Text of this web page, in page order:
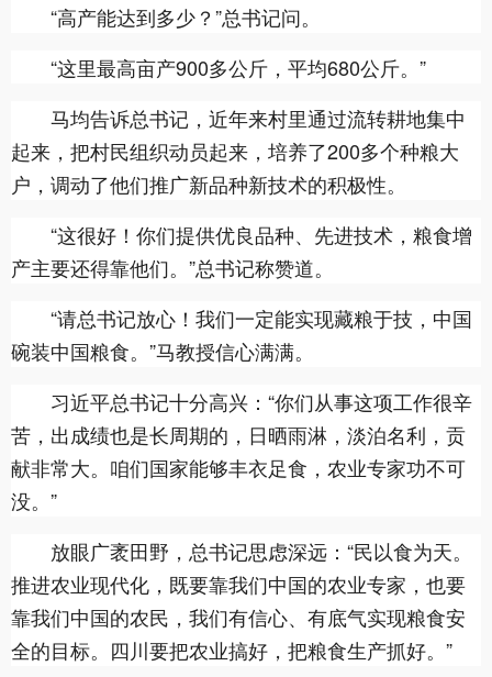
“高产能达到多少？”总书记问。
“这里最高亩产900多公斤，平均680公斤。”
马均告诉总书记，近年来村里通过流转耕地集中
起来，把村民组织动员起来，培养了200多个种粮大
户，调动了他们推广新品种新技术的积极性。
“这很好！你们提供优良品种、先进技术，粮食增
产主要还得靠他们。”总书记称赞道。
“请总书记放心！我们一定能实现藏粮于技，中国
碗装中国粮食。”马教授信心满满。
习近平总书记十分高兴：“你们从事这项工作很辛
苦，出成绩也是长周期的，日晒雨淋，淡泊名利，贡
献非常大。咱们国家能够丰衣足食，农业专家功不可
没。”
放眼广袤田野，总书记思虑深远：“民以食为天。
推进农业现代化，既要靠我们中国的农业专家，也要
靠我们中国的农民，我们有信心、有底气实现粮食安
全的目标。四川要把农业搞好，把粮食生产抓好。”